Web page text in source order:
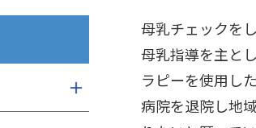
母乳チェックを
母乳指導を主と
ラピーを使用し
病院を退院し地